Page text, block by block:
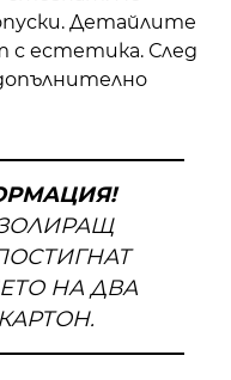
Детайлите
с естетика. След
НА ДВА